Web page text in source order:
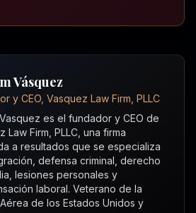
Vásquez
y CEO, Vasquez Law Firm, PLLC
es el fundador y CEO de
Law Firm, PLLC, una firma
a resultados que se especializa
defensa criminal, derecho
lesiones personales y
laboral. Veterano de la
de los Estados Unidos y